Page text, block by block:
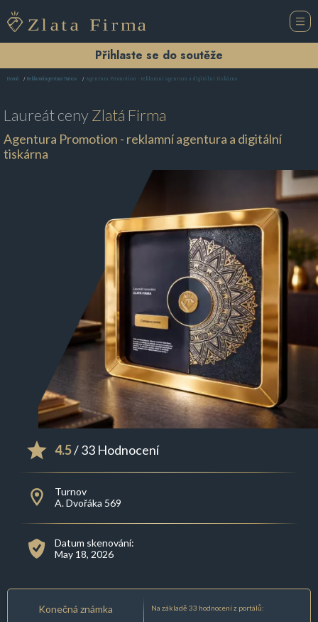
Přihlaste se do soutěže
Domů Reklamní agentura Turnov Agentura Promotion - reklamní agentura a digitální tiskárna
Laureát cenyZlatá Firma
Agentura Promotion - reklamní agentura a digitální
tiskárna
4.5/ 33 Hodnocení
Turnov
A. Dvořáka 569
Datum skenování:
May 18, 2026
Konečná známka Na základě 33 hodnocení z portálů: